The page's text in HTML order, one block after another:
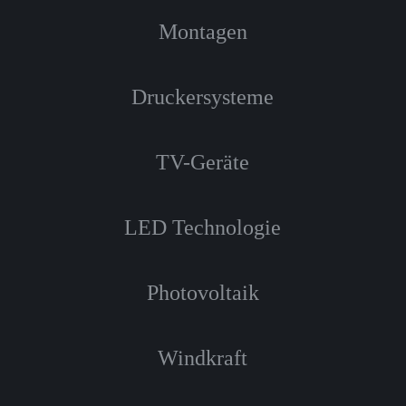
Montagen
Druckersysteme
TV-Geräte
LED Technologie
Photovoltaik
Windkraft